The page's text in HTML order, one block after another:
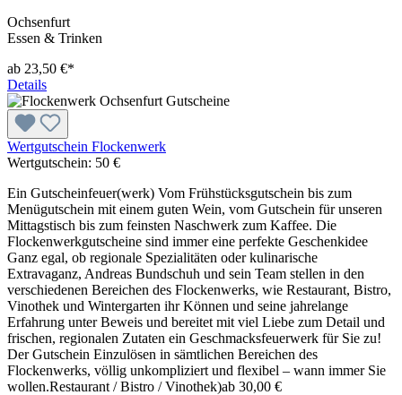
Ochsenfurt
Essen & Trinken
ab 23,50 €*
Details
Wertgutschein Flockenwerk
Wertgutschein: 50 €
Ein Gutscheinfeuer(werk) Vom Frühstücksgutschein bis zum
Menügutschein mit einem guten Wein, vom Gutschein für unseren
Mittagstisch bis zum feinsten Naschwerk zum Kaffee. Die
Flockenwerkgutscheine sind immer eine perfekte Geschenkidee
Ganz egal, ob regionale Spezialitäten oder kulinarische
Extravaganz, Andreas Bundschuh und sein Team stellen in den
verschiedenen Bereichen des Flockenwerks, wie Restaurant, Bistro,
Vinothek und Wintergarten ihr Können und seine jahrelange
Erfahrung unter Beweis und bereitet mit viel Liebe zum Detail und
frischen, regionalen Zutaten ein Geschmacksfeuerwerk für Sie zu!
Der Gutschein Einzulösen in sämtlichen Bereichen des
Flockenwerks, völlig unkompliziert und flexibel – wann immer Sie
wollen.Restaurant / Bistro / Vinothek)ab 30,00 €